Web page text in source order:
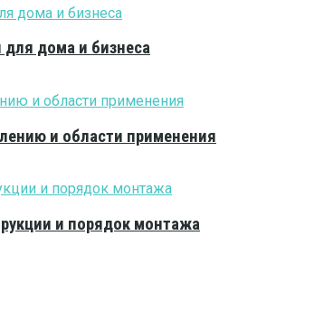
для дома и бизнеса
и области применения
и порядок монтажа